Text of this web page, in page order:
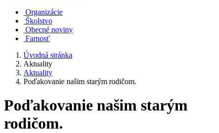
Organizácie
Školstvo
Obecné noviny
Farnosť
Úvodná stránka
Aktuality
Aktuality
Poďakovanie našim starým rodičom.
Poďakovanie našim starým
rodičom.